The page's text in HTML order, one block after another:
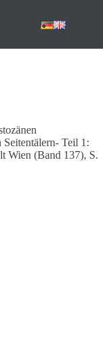
Seitentälern- Teil 1:
Wien (Band 137), S.